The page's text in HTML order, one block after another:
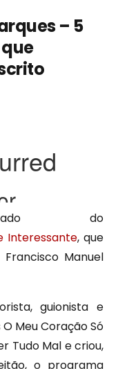
– 5
do
Interessante, que
Manuel
guionista e
Meu Coração Só
Tudo Mal e criou,
o programa